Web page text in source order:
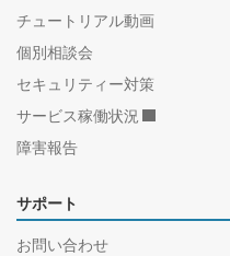
チュートリアル動画
個別相談会
セキュリティー対策
サービス稼働状況
障害報告
サポート
お問い合わせ